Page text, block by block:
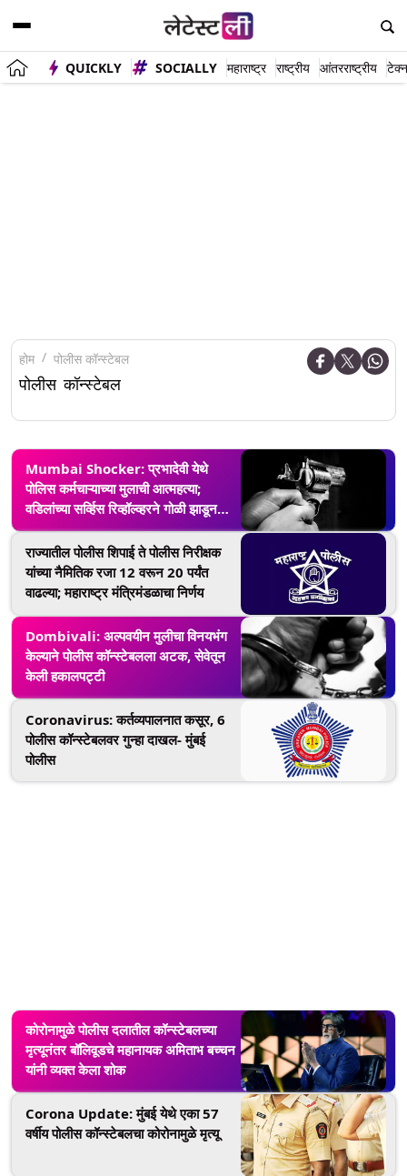
QUICKLY SOCIALLY महाराष्ट्र राष्ट्रीय आंतरराष्ट्रीय
होम पोलीस कॉन्स्टेबल
पोलीस कॉन्स्टेबल
Mumbai Shocker: प्रभादेवी येथे
पोलिस कर्मचाऱ्याच्या मुलाची आत्महत्या;
वडिलांच्या सर्व्हिस रिव्हॉल्व्हरने गोळी झाडून
संपवले जीवन
राज्यातील पोलीस शिपाई ते पोलीस निरीक्षक
यांच्या नैमितिक रजा 12 वरून 20 पर्यंत
वाढल्या; महाराष्ट्र मंत्रिमंडळाचा निर्णय
Dombivali: अल्पवयीन मुलीचा विनयभंग
केल्याने पोलीस कॉन्स्टेबलला अटक, सेवेतून
केली हकालपट्टी
Coronavirus: कर्तव्यपालनात कसूर, 6
पोलीस कॉन्स्टेबलवर गुन्हा दाखल- मुंबई
पोलीस
कोरोनामुळे पोलीस दलातील कॉन्स्टेबलच्या
मृत्यूनंतर बॉलिवूडचे महानायक अमिताभ बच्चन
यांनी व्यक्त केला शोक
Corona Update: मुंबई येथे एका 57
वर्षीय पोलीस कॉन्स्टेबलचा कोरोनामुळे मृत्यू